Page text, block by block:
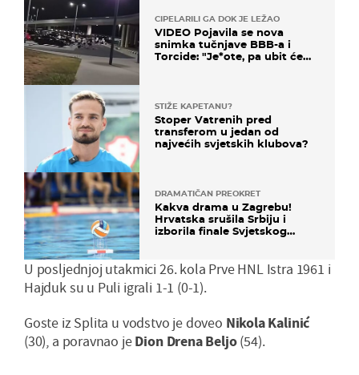
CIPELARILI GA DOK JE LEŽAO
VIDEO Pojavila se nova
snimka tučnjave BBB-a i
Torcide: "Je*ote, pa ubit će
STIŽE KAPETANU?
Stoper Vatrenih pred
transferom u jedan od
najvećih svjetskih klubova?
DRAMATIČAN PREOKRET
Kakva drama u Zagrebu!
Hrvatska srušila Srbiju i
izborila finale Svjetskog
U posljednjoj utakmici 26. kola Prve HNL Istra 1961 i
Hajduk su u Puli igrali 1-1 (0-1).
Goste iz Splita u vodstvo je doveo Nikola Kalinić
(30), a poravnao jeDion Drena Beljo(54).